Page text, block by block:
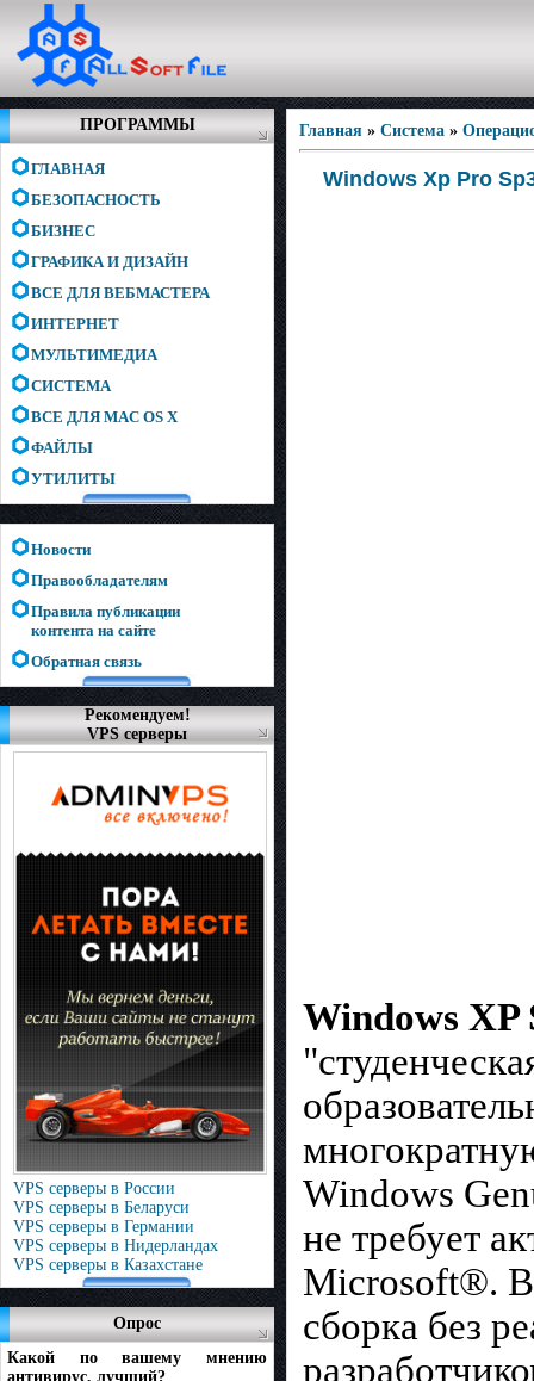
ПРОГРАММЫ
ГЛАВНАЯ
БЕЗОПАСНОСТЬ
БИЗНЕС
ГРАФИКА И ДИЗАЙН
ВСЕ ДЛЯ ВЕБМАСТЕРА
ИНТЕРНЕТ
МУЛЬТИМЕДИА
СИСТЕМА
ВСЕ ДЛЯ MAC OS X
ФАЙЛЫ
УТИЛИТЫ
Новости
Правообладателям
Правила публикации
контента на сайте
Обратная связь
Рекомендуем!
VPS серверы
VPS серверы в России
VPS серверы в Беларуси
VPS серверы в Германии
VPS серверы в Нидерландах
VPS серверы в Казахстане
Опрос
Какой по вашему мнению
антивирус, лучший?
Главная » Система »
Windows Xp Pro
Windows
Windows
не требует
Microsoft®.
сборка без